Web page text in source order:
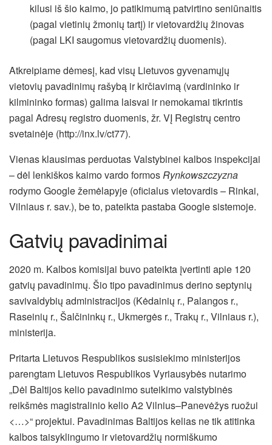
kilusi iš šio kaimo, jo patikimumą patvirtino seniūnaitis
(pagal vietinių žmonių tartį) ir vietovardžių žinovas
(pagal LKI saugomus vietovardžių duomenis).
Atkreipiame dėmesį, kad visų Lietuvos gyvenamųjų
vietovių pavadinimų rašybą ir kirčiavimą (vardininko ir
kilmininko formas) galima laisvai ir nemokamai tikrintis
pagal Adresų registro duomenis, žr. VĮ Registrų centro
svetainėje (http://inx.lv/ct77).
Vienas klausimas perduotas Valstybinei kalbos inspekcijai
– dėl lenkiškos kaimo vardo formosRynkowszczyzna
rodymo Google žemėlapyje (oficialus vietovardis – Rinkai,
Vilniaus r. sav.), be to, pateikta pastaba Google sistemoje.
Gatvių pavadinimai
2020 m. Kalbos komisijai buvo pateikta įvertinti apie 120
gatvių pavadinimų. Šio tipo pavadinimus derino septynių
savivaldybių administracijos (Kėdainių r., Palangos r.,
Raseinių r., Šalčininkų r., Ukmergės r., Trakų r., Vilniaus r.),
ministerija.
Pritarta Lietuvos Respublikos susisiekimo ministerijos
parengtam Lietuvos Respublikos Vyriausybės nutarimo
„Dėl Baltijos kelio pavadinimo suteikimo valstybinės
reikšmės magistralinio kelio A2 Vilnius–Panevėžys ruožui
<…>“ projektui. Pavadinimas Baltijos kelias ne tik atitinka
kalbos taisyklingumo ir vietovardžių normiškumo